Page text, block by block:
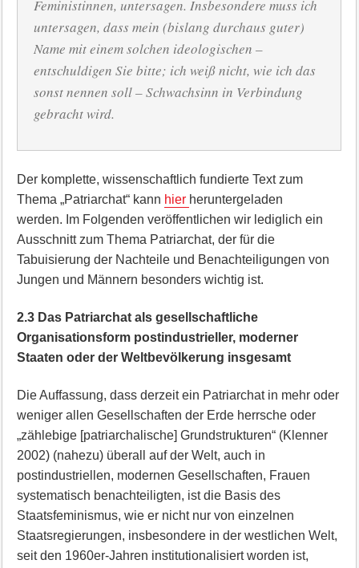
Feministinnen, untersagen. Insbesondere muss ich
untersagen, dass mein (bislang durchaus guter)
Name mit einem solchen ideologischen –
entschuldigen Sie bitte; ich weiß nicht, wie ich das
sonst nennen soll – Schwachsinn in Verbindung
gebracht wird.
Der komplette, wissenschaftlich fundierte Text zum
Thema „Patriarchat“ kann hier heruntergeladen
werden. Im Folgenden veröffentlichen wir lediglich ein
Ausschnitt zum Thema Patriarchat, der für die
Tabuisierung der Nachteile und Benachteiligungen von
Jungen und Männern besonders wichtig ist.
2.3 Das Patriarchat als gesellschaftliche
Organisationsform postindustrieller, moderner
Staaten oder der Weltbevölkerung insgesamt
Die Auffassung, dass derzeit ein Patriarchat in mehr oder
weniger allen Gesellschaften der Erde herrsche oder
„zählebige [patriarchalische] Grundstrukturen“ (Klenner
2002) (nahezu) überall auf der Welt, auch in
postindustriellen, modernen Gesellschaften, Frauen
systematisch benachteiligten, ist die Basis des
Staatsfeminismus, wie er nicht nur von einzelnen
Staatsregierungen, insbesondere in der westlichen Welt,
seit den 1960er-Jahren institutionalisiert worden ist,